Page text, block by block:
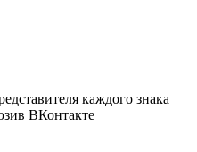
каждого знака
ВКонтакте